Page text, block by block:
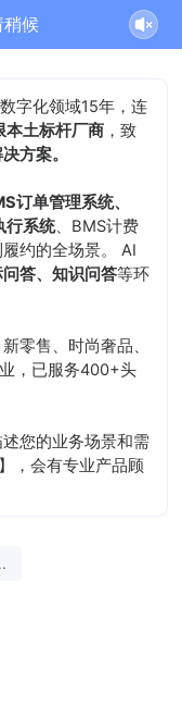
候
字化领域15年，连
土标杆厂商 ，致
方案。
订单管理系统、
行系统、BMS计费
约的全场景。 AI
答、知识问答等环
零售、时尚奢品、
，已服务400+头
您的业务场景和需
，会有专业产品顾